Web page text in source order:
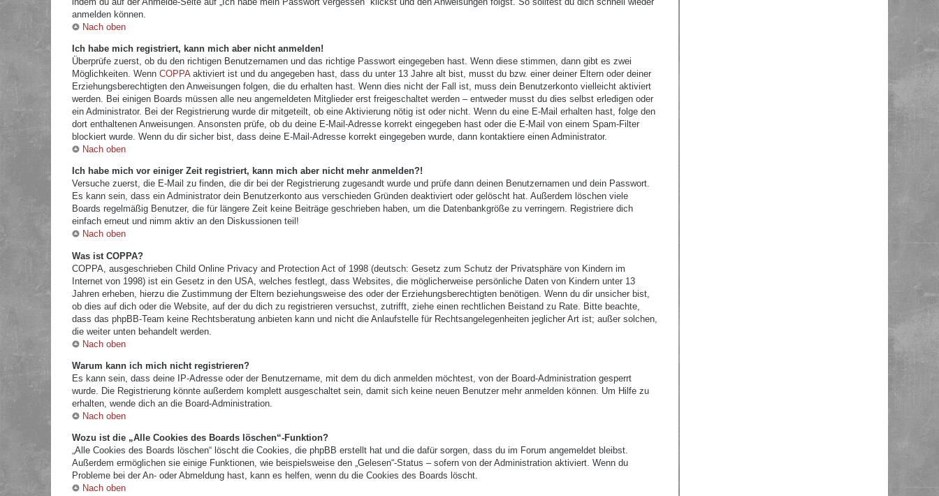
anmelden können.
Nach oben
Ich habe mich registriert, kann mich aber nicht anmelden!
Überprüfe zuerst, ob du den richtigen Benutzernamen und das richtige Passwort eingegeben hast. Wenn diese stimmen, dann gibt es zwei
Möglichkeiten. Wenn COPPAaktiviert ist und du angegeben hast, dass du unter 13 Jahre alt bist, musst du bzw. einer deiner Eltern oder deiner
Erziehungsberechtigten den Anweisungen folgen, die du erhalten hast. Wenn dies nicht der Fall ist, muss dein Benutzerkonto vielleicht aktiviert
werden. Bei einigen Boards müssen alle neu angemeldeten Mitglieder erst freigeschaltet werden – entweder musst du dies selbst erledigen oder
ein Administrator. Bei der Registrierung wurde dir mitgeteilt, ob eine Aktivierung nötig ist oder nicht. Wenn du eine E-Mail erhalten hast, folge den
dort enthaltenen Anweisungen. Ansonsten prüfe, ob du deine E-Mail-Adresse korrekt eingegeben hast oder die E-Mail von einem Spam-Filter
blockiert wurde. Wenn du dir sicher bist, dass deine E-Mail-Adresse korrekt eingegeben wurde, dann kontaktiere einen Administrator.
Nach oben
Ich habe mich vor einiger Zeit registriert, kann mich aber nicht mehr anmelden?!
Versuche zuerst, die E-Mail zu finden, die dir bei der Registrierung zugesandt wurde und prüfe dann deinen Benutzernamen und dein Passwort.
Es kann sein, dass ein Administrator dein Benutzerkonto aus verschieden Gründen deaktiviert oder gelöscht hat. Außerdem löschen viele
Boards regelmäßig Benutzer, die für längere Zeit keine Beiträge geschrieben haben, um die Datenbankgröße zu verringern. Registriere dich
einfach erneut und nimm aktiv an den Diskussionen teil!
Nach oben
Was ist COPPA?
COPPA, ausgeschrieben Child Online Privacy and Protection Act of 1998 (deutsch: Gesetz zum Schutz der Privatsphäre von Kindern im
Internet von 1998) ist ein Gesetz in den USA, welches festlegt, dass Websites, die möglicherweise persönliche Daten von Kindern unter 13
Jahren erheben, hierzu die Zustimmung der Eltern beziehungsweise des oder der Erziehungsberechtigten benötigen. Wenn du dir unsicher bist,
ob dies auf dich oder die Website, auf der du dich zu registrieren versuchst, zutrifft, ziehe einen rechtlichen Beistand zu Rate. Bitte beachte,
dass das phpBB-Team keine Rechtsberatung anbieten kann und nicht die Anlaufstelle für Rechtsangelegenheiten jeglicher Art ist; außer solchen,
die weiter unten behandelt werden.
Nach oben
Warum kann ich mich nicht registrieren?
Es kann sein, dass deine IP-Adresse oder der Benutzername, mit dem du dich anmelden möchtest, von der Board-Administration gesperrt
wurde. Die Registrierung könnte außerdem komplett ausgeschaltet sein, damit sich keine neuen Benutzer mehr anmelden können. Um Hilfe zu
erhalten, wende dich an die Board-Administration.
Nach oben
Wozu ist die „Alle Cookies des Boards löschen“-Funktion?
„Alle Cookies des Boards löschen“ löscht die Cookies, die phpBB erstellt hat und die dafür sorgen, dass du im Forum angemeldet bleibst.
Außerdem ermöglichen sie einige Funktionen, wie beispielsweise den „Gelesen“-Status – sofern von der Administration aktiviert. Wenn du
Probleme bei der An- oder Abmeldung hast, kann es helfen, wenn du die Cookies des Boards löscht.
Nach oben